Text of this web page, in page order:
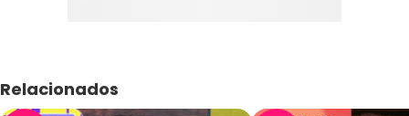
Relacionados